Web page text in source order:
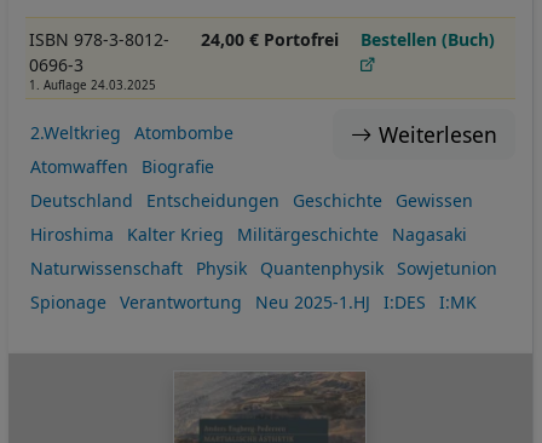
ISBN 978-3-8012-
0696-3
1. Auflage 24.03.2025
24,00 € Portofrei Bestellen (Buch)
Weiterlesen
2.Weltkrieg
Atombombe
Atomwaffen
Biografie
Deutschland
Entscheidungen Geschichte
Gewissen
Hiroshima
Kalter Krieg Militärgeschichte
Nagasaki
Naturwissenschaft
Physik Quantenphysik
Sowjetunion
Spionage
Verantwortung Neu 2025-1.HJ I:DES I:MK